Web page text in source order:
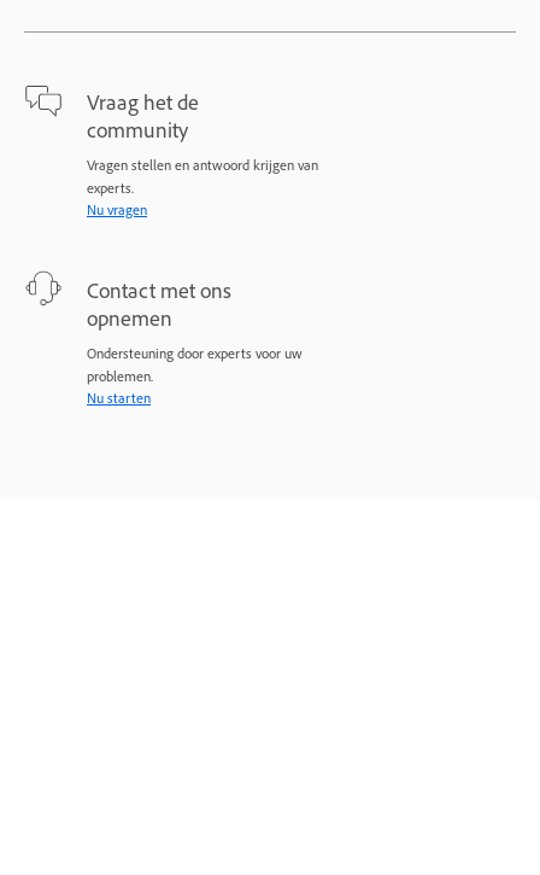
Vraag het de
community
Vragen stellen en antwoord krijgen van
experts.
Nu vragen
Contact met ons
opnemen
Ondersteuning door experts voor uw
problemen.
Nu starten